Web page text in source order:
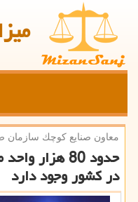
معاون صنایع كوچك سازمان
حدود 80
در كشور وجود دارد